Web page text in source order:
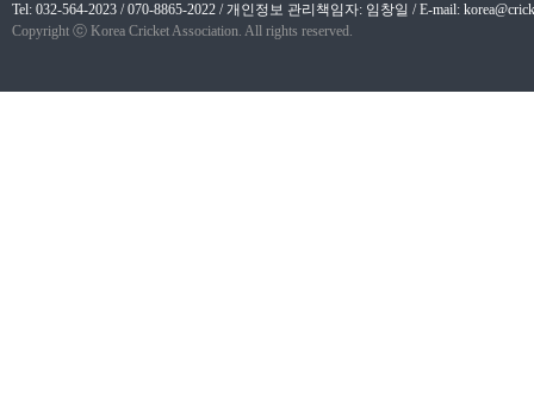
Tel: 032-564-2023 / 070-8865-2022 / 개인정보 관리책임자: 임창일 / E-mail:
Copyright ⓒ Korea Cricket Association. All rights reserved.